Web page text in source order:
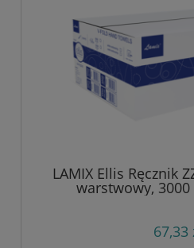
LAMIX Ellis Ręcznik
warstwowy,
67,33